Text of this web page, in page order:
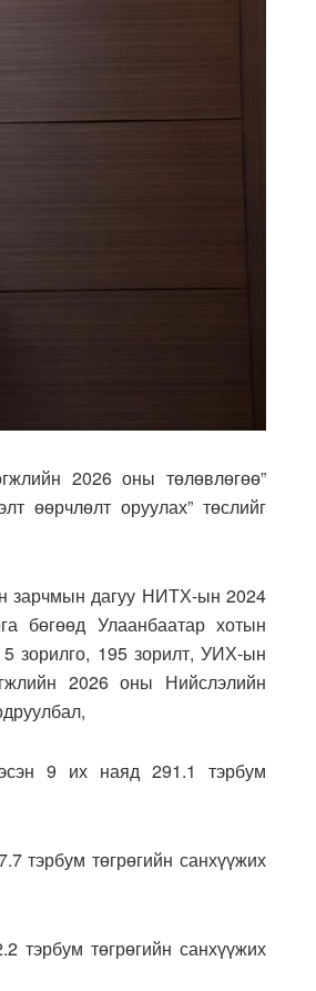
2026 оны төлөвлөгөө”
өөрчлөлт оруулах” төслийг
зарчмын дагуу НИТХ-ын 2024
бөгөөд Улаанбаатар хотын
зорилго, 195 зорилт, УИХ-ын
2026 оны Нийслэлийн
9 их наяд 291.1 тэрбум
тэрбум төгрөгийн санхүүжих
тэрбум төгрөгийн санхүүжих